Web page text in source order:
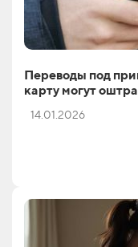
Переводы под
карту могут
14.01.2026